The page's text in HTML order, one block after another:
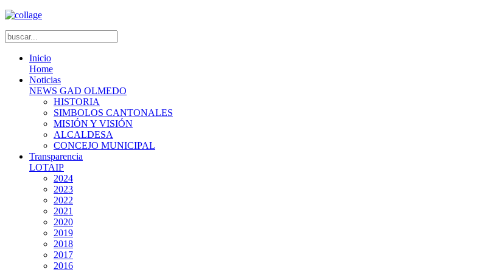
Inicio
Home
Noticias
NEWS GAD OLMEDO
HISTORIA
SIMBOLOS CANTONALES
MISIÓN Y VISIÓN
ALCALDESA
CONCEJO MUNICIPAL
Transparencia
LOTAIP
2024
2023
2022
2021
2020
2019
2018
2017
2016